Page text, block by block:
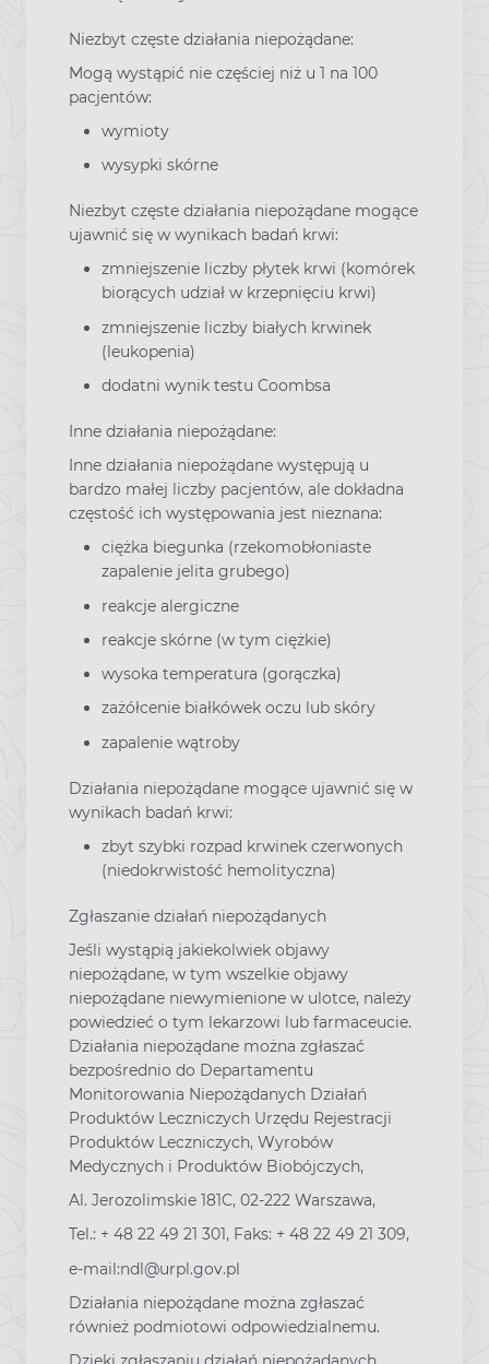
Niezbyt częste działania niepożądane:
Mogą wystąpić nie częściej niż u 1 na 100
pacjentów:
wymioty
wysypki skórne
Niezbyt częste działania niepożądane mogące
ujawnić się w wynikach badań krwi:
zmniejszenie liczby płytek krwi (komórek
biorących udział w krzepnięciu krwi)
zmniejszenie liczby białych krwinek
(leukopenia)
dodatni wynik testu Coombsa
Inne działania niepożądane:
Inne działania niepożądane występują u
bardzo małej liczby pacjentów, ale dokładna
częstość ich występowania jest nieznana:
ciężka biegunka (rzekomobłoniaste
zapalenie jelita grubego)
reakcje alergiczne
reakcje skórne (w tym ciężkie)
wysoka temperatura (gorączka)
zażółcenie białkówek oczu lub skóry
zapalenie wątroby
Działania niepożądane mogące ujawnić się w
wynikach badań krwi:
zbyt szybki rozpad krwinek czerwonych
(niedokrwistość hemolityczna)
Zgłaszanie działań niepożądanych
Jeśli wystąpią jakiekolwiek objawy
niepożądane, w tym wszelkie objawy
niepożądane niewymienione w ulotce, należy
powiedzieć o tym lekarzowi lub farmaceucie.
Działania niepożądane można zgłaszać
bezpośrednio do Departamentu
Monitorowania Niepożądanych Działań
Produktów Leczniczych Urzędu Rejestracji
Produktów Leczniczych, Wyrobów
Medycznych i Produktów Biobójczych,
Al. Jerozolimskie 181C, 02-222 Warszawa,
Tel.: + 48 22 49 21 301, Faks: + 48 22 49 21 309,
e-mail:ndl@urpl.gov.pl
Działania niepożądane można zgłaszać
również podmiotowi odpowiedzialnemu.